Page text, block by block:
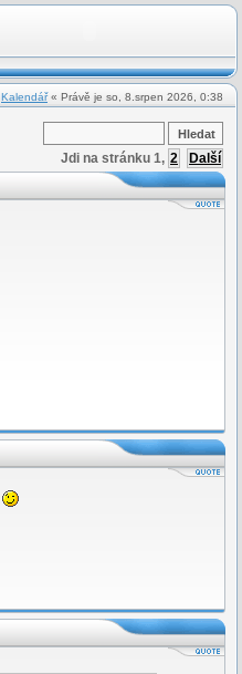
Kalendář« Právě je so, 8.srpen 2026, 0:38
Jdi na stránku 1, 2
Další